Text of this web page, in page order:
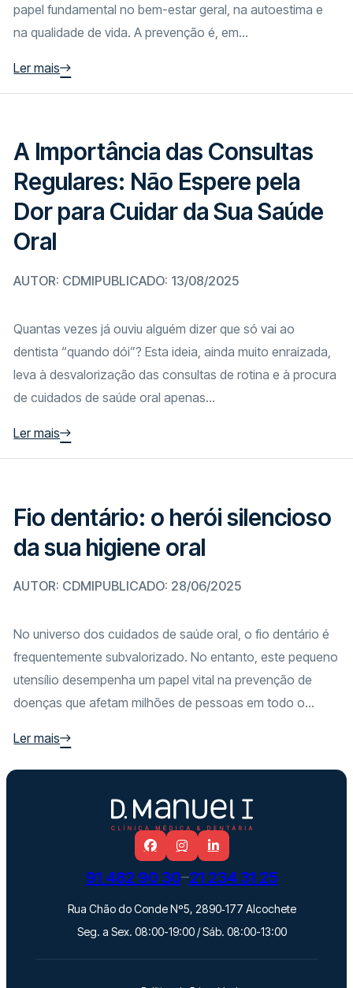
papel fundamental no bem-estar geral, na autoestima e
na qualidade de vida. A prevenção é, em...
Ler mais
A Importância das Consultas
Regulares: Não Espere pela
Dor para Cuidar da Sua Saúde
Oral
AUTOR: CDMIPUBLICADO: 13/08/2025
Quantas vezes já ouviu alguém dizer que só vai ao
dentista “quando dói”? Esta ideia, ainda muito enraizada,
leva à desvalorização das consultas de rotina e à procura
de cuidados de saúde oral apenas...
Ler mais
Fio dentário: o herói silencioso
da sua higiene oral
AUTOR: CDMIPUBLICADO: 28/06/2025
No universo dos cuidados de saúde oral, o fio dentário é
frequentemente subvalorizado. No entanto, este pequeno
utensílio desempenha um papel vital na prevenção de
doenças que afetam milhões de pessoas em todo o...
Ler mais
91 482 90 30 21 234 31 25
Rua Chão do Conde Nº5, 2890‑177 Alcochete
Seg. a Sex. 08:00-19:00 / Sáb. 08:00-13:00